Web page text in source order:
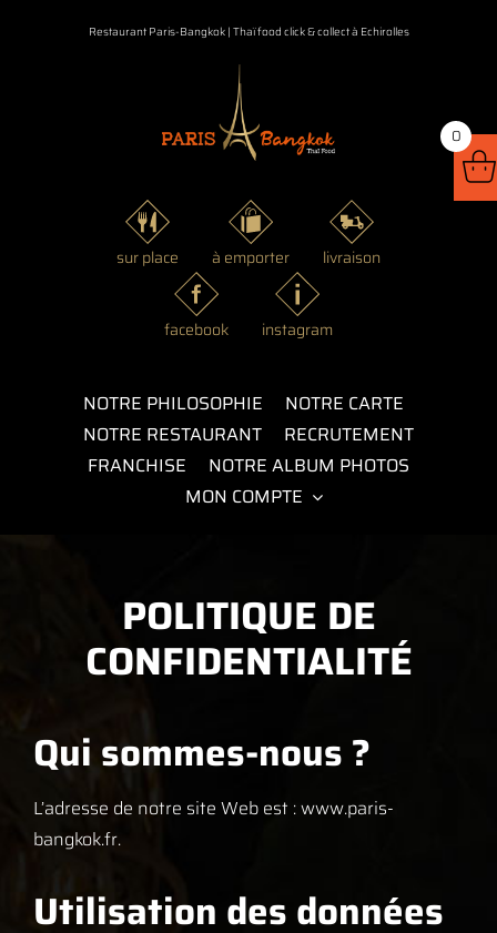
Restaurant Paris-Bangkok | Thaï food click & collect à Echirolles
sur place à emporter livraison
facebook instagram
NOTRE PHILOSOPHIE
NOTRE CARTE
NOTRE RESTAURANT
RECRUTEMENT
FRANCHISE
NOTRE ALBUM PHOTOS
MON COMPTE
POLITIQUE DE
CONFIDENTIALITÉ
Qui sommes-nous ?
L’adresse de notre site Web est : www.paris-
bangkok.fr.
Utilisation des données
0